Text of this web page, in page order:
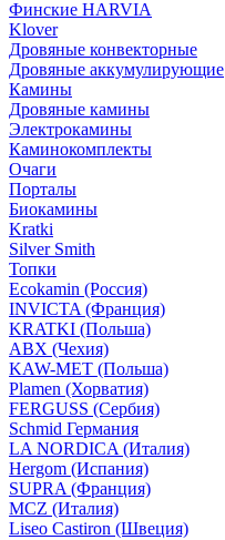
Финские HARVIA
Klover
Дровяные конвекторные
Дровяные аккумулирующие
Камины
Дровяные камины
Электрокамины
Каминокомплекты
Очаги
Порталы
Биокамины
Kratki
Silver Smith
Топки
Ecokamin (Россия)
INVICTA (Франция)
KRATKI (Польша)
ABX (Чехия)
KAW-MET (Польша)
Plamen (Хорватия)
FERGUSS (Сербия)
Schmid Германия
LA NORDICA (Италия)
Hergom (Испания)
SUPRA (Франция)
MCZ (Италия)
Liseo Castiron (Швеция)